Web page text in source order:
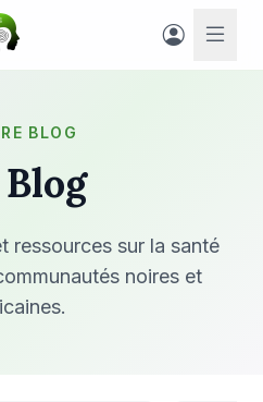
BLOG
ressources sur la santé
noires et